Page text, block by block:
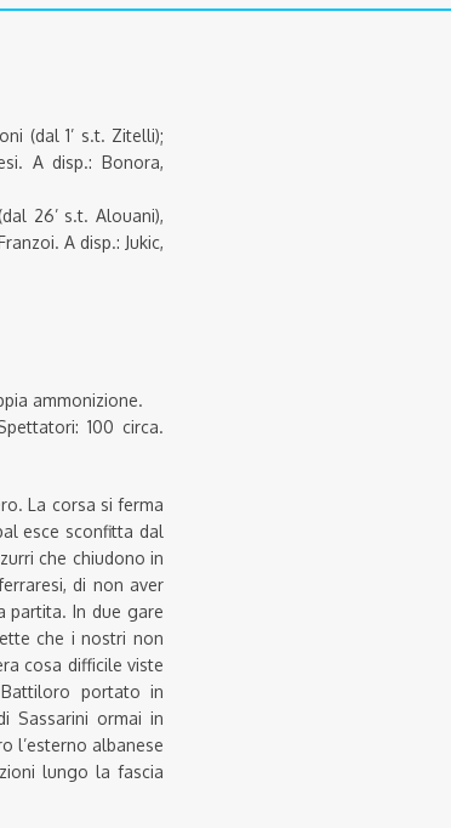
(dal 1’ s.t. Zitelli);
A disp.: Bonora,
26’ s.t. Alouani),
A disp.: Jukic,
ammonizione.
100 circa.
La corsa si ferma
esce sconfitta dal
che chiudono in
di non aver
partita. In due gare
che i nostri non
cosa difficile viste
portato in
Sassarini ormai in
l’esterno albanese
lungo la fascia